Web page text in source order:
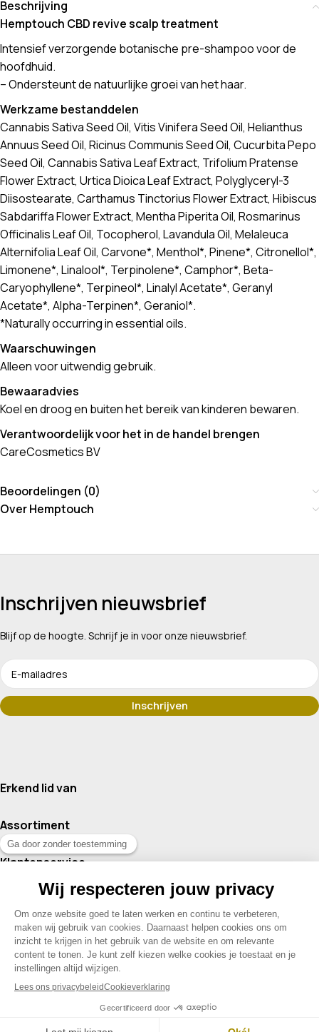
Beschrijving
Hemptouch CBD revive scalp treatment
Intensief verzorgende botanische pre-shampoo voor de
hoofdhuid.
– Ondersteunt de natuurlijke groei van het haar.
Werkzame bestanddelen
Cannabis Sativa Seed Oil, Vitis Vinifera Seed Oil, Helianthus
Annuus Seed Oil, Ricinus Communis Seed Oil, Cucurbita Pepo
Seed Oil, Cannabis Sativa Leaf Extract, Trifolium Pratense
Flower Extract, Urtica Dioica Leaf Extract, Polyglyceryl-3
Diisostearate, Carthamus Tinctorius Flower Extract, Hibiscus
Sabdariffa Flower Extract, Mentha Piperita Oil, Rosmarinus
Officinalis Leaf Oil, Tocopherol, Lavandula Oil, Melaleuca
Alternifolia Leaf Oil, Carvone*, Menthol*, Pinene*, Citronellol*,
Limonene*, Linalool*, Terpinolene*, Camphor*, Beta-
Caryophyllene*, Terpineol*, Linalyl Acetate*, Geranyl
Acetate*, Alpha-Terpinen*, Geraniol*.
*Naturally occurring in essential oils.
Waarschuwingen
Alleen voor uitwendig gebruik.
Bewaaradvies
Koel en droog en buiten het bereik van kinderen bewaren.
Verantwoordelijk voor het in de handel brengen
CareCosmetics BV
Beoordelingen (0)
Over Hemptouch
Inschrijven nieuwsbrief
Blijf op de hoogte. Schrijf je in voor onze nieuwsbrief.
Erkend lid van
Assortiment
Klantenservice
Contact
© 2026 Drogisterij Het Geheim | Alle rechten voorbehouden |
Webdesign en hosting door Madoo|Sitemap